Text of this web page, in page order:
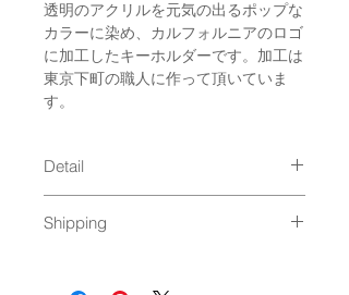
透明のアクリルを元気の出るポップな
カラーに染め、カルフォルニアのロゴ
に加工したキーホルダーです。加工は
東京下町の職人に作って頂いていま
す。
Detail
material : acrylic
Shipping